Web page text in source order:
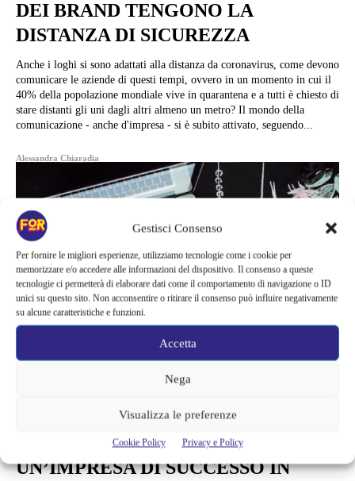
Gestisci Consenso
Per fornire le migliori esperienze, utilizziamo tecnologie come i cookie per
memorizzare e/o accedere alle informazioni del dispositivo. Il consenso a queste
tecnologie ci permetterà di elaborare dati come il comportamento di navigazione o ID
unici su questo sito. Non acconsentire o ritirare il consenso può influire negativamente
su alcune caratteristiche e funzioni.
Accetta
Nega
Visualizza le preferenze
Cookie Policy Privacy e Policy
DEI BRAND TENGONO LA
DISTANZA DI SICUREZZA
Anche i loghi si sono adattati alla distanza da coronavirus, come devono
comunicare le aziende di questi tempi, ovvero in un momento in cui il
40% della popolazione mondiale vive in quarantena e a tutti è chiesto di
stare distanti gli uni dagli altri almeno un metro? Il mondo della
comunicazione - anche d'impresa - si è subito attivato, seguendo...
Alessandra Chiaradia
GIOVANI: DON’T PANIC! APRIRE
UN’IMPRESA DI SUCCESSO IN